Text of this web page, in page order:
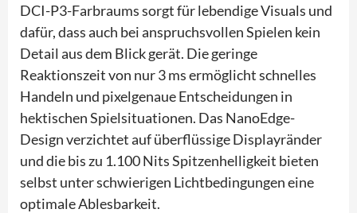
DCI-P3-Farbraums sorgt für lebendige Visuals und
dafür, dass auch bei anspruchsvollen Spielen kein
Detail aus dem Blick gerät. Die geringe
Reaktionszeit von nur 3 ms ermöglicht schnelles
Handeln und pixelgenaue Entscheidungen in
hektischen Spielsituationen. Das NanoEdge-
Design verzichtet auf überflüssige Displayränder
und die bis zu 1.100 Nits Spitzenhelligkeit bieten
selbst unter schwierigen Lichtbedingungen eine
optimale Ablesbarkeit.